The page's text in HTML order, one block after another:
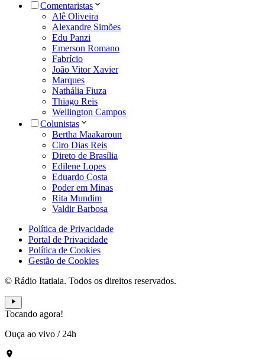
Comentaristas
Alê Oliveira
Alexandre Simões
Edu Panzi
Emerson Romano
Fabrício
João Vitor Xavier
Marques
Nathália Fiuza
Thiago Reis
Wellington Campos
Colunistas
Bertha Maakaroun
Ciro Dias Reis
Direto de Brasília
Edilene Lopes
Eduardo Costa
Poder em Minas
Rita Mundim
Valdir Barbosa
Política de Privacidade
Portal de Privacidade
Política de Cookies
Gestão de Cookies
© Rádio Itatiaia. Todos os direitos reservados.
Tocando agora!
Ouça ao vivo / 24h